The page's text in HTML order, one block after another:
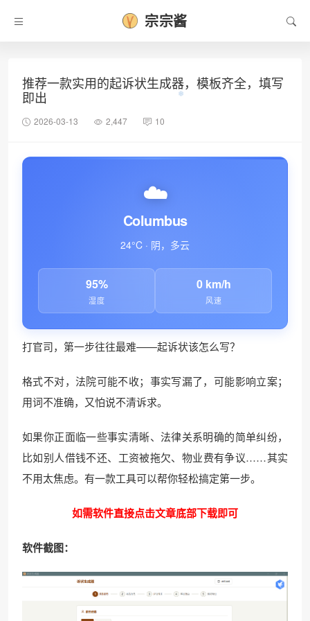
宗宗酱
推荐一款实用的起诉状生成器，模板齐全，填写
即出
2026-03-13 2,447 10
☁️
Columbus
24°C · 阴，多云
95%
湿度
0 km/h
风速
打官司，第一步往往最难——起诉状该怎么写？
格式不对，法院可能不收；事实写漏了，可能影响立案；
用词不准确，又怕说不清诉求。
如果你正面临一些事实清晰、法律关系明确的简单纠纷，
比如别人借钱不还、工资被拖欠、物业费有争议……其实
不用太焦虑。有一款工具可以帮你轻松搞定第一步。
如需软件直接点击文章底部下载即可
软件截图：